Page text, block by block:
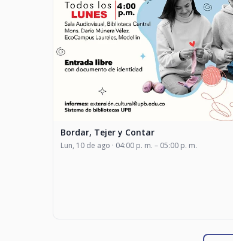
Bordar, Tejer y Contar
Lun, 10 de ago · 04:00 p. m. – 05:00 p. m.